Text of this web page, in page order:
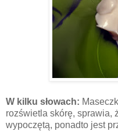
W kilku słowach:
rozświetla skórę, sprawia,
wypoczętą, ponadto jest